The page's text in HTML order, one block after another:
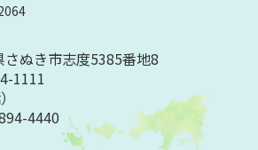
ぬき市志度5385番地8
1111
4440